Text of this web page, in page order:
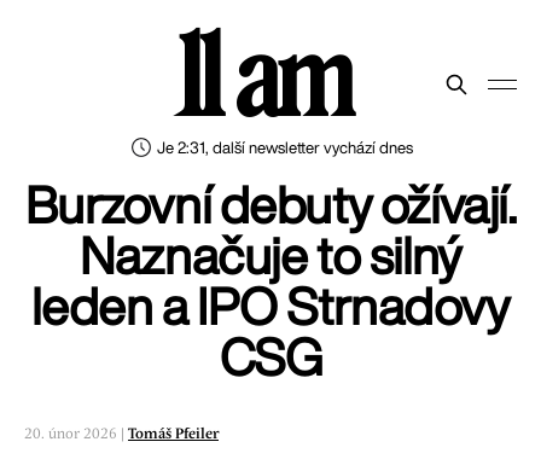
Je 2:31, další newsletter vychází dnes
11 am
Burzovní debuty ožívají.
Naznačuje to silný
leden a IPO Strnadovy
CSG
20. únor 2026 | Tomáš Pfeiler